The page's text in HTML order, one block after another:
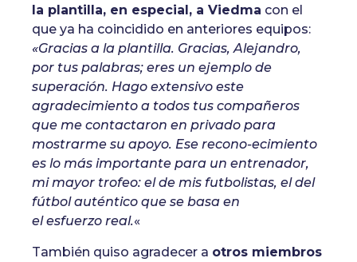
la plantilla, en especial, a Viedma con el
que ya ha coincidido en anteriores equipos:
«Gracias a la plantilla. Gracias, Alejandro,
por tus palabras; eres un ejemplo de
superación. Hago extensivo este
agradecimiento a todos tus compañeros
que me contactaron en privado para
mostrarme su apoyo. Ese recono-ecimiento
es lo más importante para un entrenador,
mi mayor trofeo: el de mis futbolistas, el del
fútbol auténtico que se basa en
el esfuerzo real.«
También quiso agradecer a otros miembros